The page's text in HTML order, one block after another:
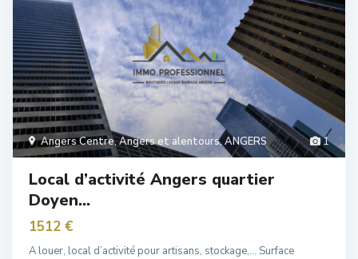
1
Angers Centre,Angers et alentours,ANGERS
Local d’activité Angers quartier
Doyen...
1512 €
A louer, local d’activité pour artisans, stockage,… Surface